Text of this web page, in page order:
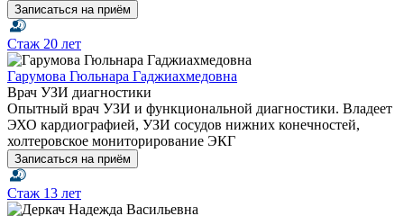
Записаться на приём
Стаж 20 лет
Гарумова Гюльнара Гаджиахмедовна
Врач УЗИ диагностики
Опытный врач УЗИ и функциональной диагностики. Владеет
ЭХО кардиографией, УЗИ сосудов нижних конечностей,
холтеровское мониторирование ЭКГ
Записаться на приём
Стаж 13 лет